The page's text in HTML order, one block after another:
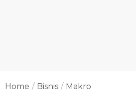
Home Bisnis Makro